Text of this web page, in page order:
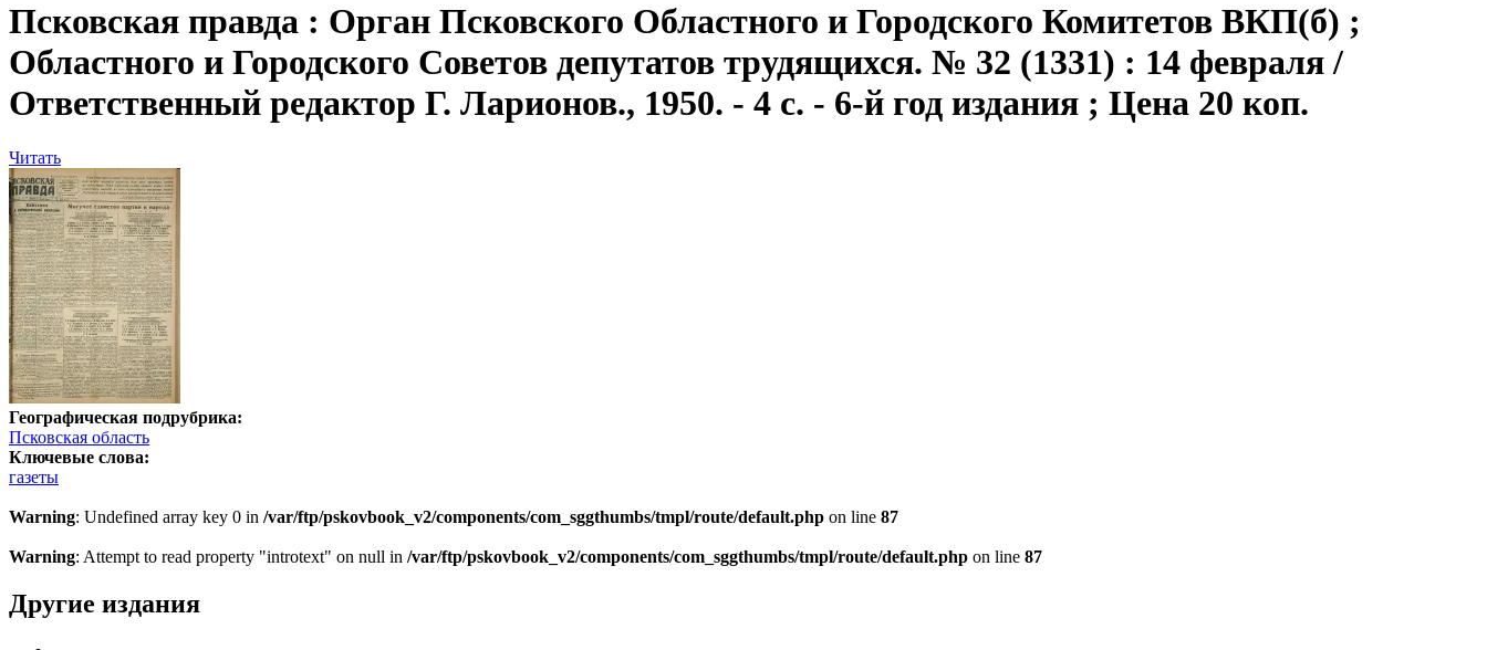
Псковская правда : Орган Псковского Областного и Городского Комитетов ВКП(б) ;
Областного и Городского Советов депутатов трудящихся. № 32 (1331) : 14 февраля /
Ответственный редактор Г. Ларионов., 1950. - 4 с. - 6-й год издания ; Цена 20 коп.
Читать
Географическая подрубрика:
Псковская область
Ключевые слова:
газеты
Warning: Undefined array key 0 in /var/ftp/pskovbook_v2/components/com_sggthumbs/tmpl/route/default.php on line 87
Warning: Attempt to read property "introtext" on null in /var/ftp/pskovbook_v2/components/com_sggthumbs/tmpl/route/default.php on line 87
Другие издания